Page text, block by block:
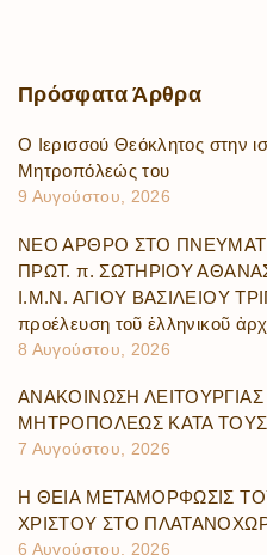
Πρόσφατα Άρθρα
Ο Ιερισσού Θεόκλητος στην
Μητροπόλεώς του
9 Αυγούστου, 2026
ΝΕΟ ΑΡΘΡΟ ΣΤΟ
ΠΡΩΤ. π. ΣΩΤΗΡΙΟΥ
Ι.Μ.Ν. ΑΓΙΟΥ ΒΑΣΙΛΕΙΟΥ
προέλευση τοῦ ἑλληνικοῦ
8 Αυγούστου, 2026
ΑΝΑΚΟΙΝΩΣΗ
ΜΗΤΡΟΠΟΛΕΩΣ ΚΑΤΑ
7 Αυγούστου, 2026
Η ΘΕΙΑ ΜΕΤΑΜΟΡΦΩΣΙΣ
ΧΡΙΣΤΟΥ ΣΤΟ
6 Αυγούστου, 2026